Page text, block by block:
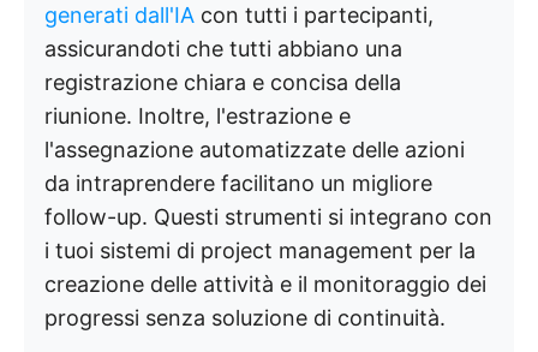
generati dall'IA con tutti i partecipanti,
assicurandoti che tutti abbiano una
registrazione chiara e concisa della
riunione. Inoltre, l'estrazione e
l'assegnazione automatizzate delle azioni
da intraprendere facilitano un migliore
follow-up. Questi strumenti si integrano con
i tuoi sistemi di project management per la
creazione delle attività e il monitoraggio dei
progressi senza soluzione di continuità.